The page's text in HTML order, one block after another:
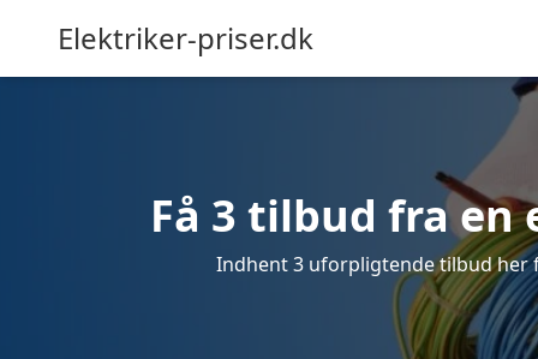
Elektriker-priser.dk
Få 3 tilbud fra
Indhent 3 uforpligtende tilbud her